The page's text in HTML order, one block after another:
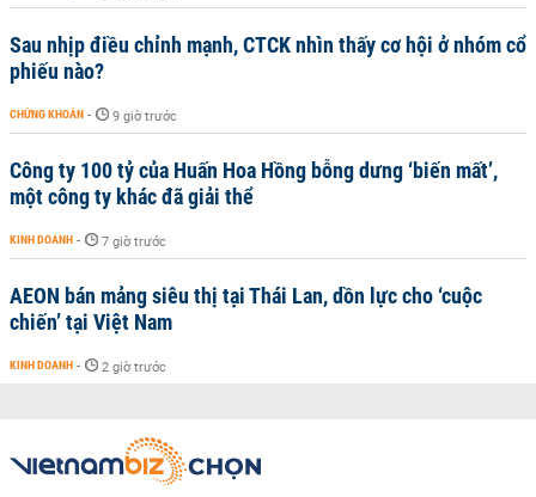
Sau nhịp điều chỉnh mạnh, CTCK nhìn thấy cơ hội ở nhóm cổ
phiếu nào?
CHỨNG KHOÁN - 9 giờ trước
Công ty 100 tỷ của Huấn Hoa Hồng bỗng dưng ‘biến mất’,
một công ty khác đã giải thể
KINH DOANH - 7 giờ trước
AEON bán mảng siêu thị tại Thái Lan, dồn lực cho ‘cuộc
chiến’ tại Việt Nam
KINH DOANH - 2 giờ trước